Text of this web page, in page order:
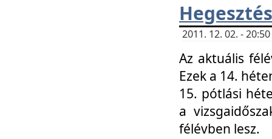
2011. 12. 02. -
Az aktuális
Ezek a 14.
15. pótlási
a
félévben lesz.